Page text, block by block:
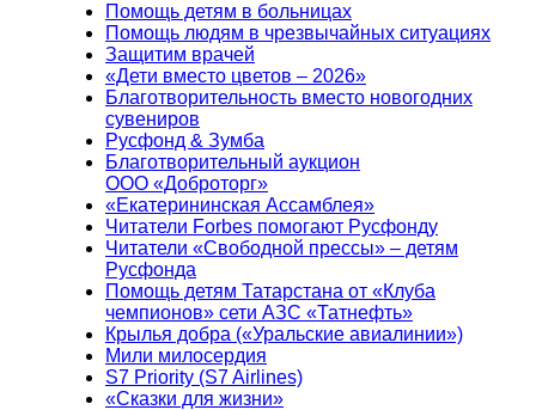
Помощь детям в больницах
Помощь людям в чрезвычайных ситуациях
Защитим врачей
«Дети вместо цветов – 2026»
Благотворительность вместо новогодних
сувениров
Русфонд & Зумба
Благотворительный аукцион
ООО «Доброторг»
«Екатерининская Ассамблея»
Читатели Forbes помогают Русфонду
Читатели «Свободной прессы» – детям
Русфонда
Помощь детям Татарстана от «Клуба
чемпионов» сети АЗС «Татнефть»
Крылья добра («Уральские авиалинии»)
Мили милосердия
S7 Priority (S7 Airlines)
«Сказки для жизни»